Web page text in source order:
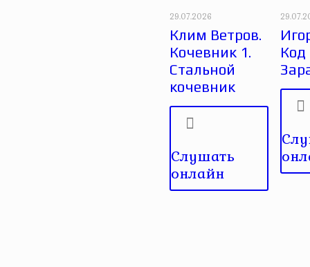
29.07.2026
Клим Ветров.
Кочевник 1.
Стальной
кочевник
Слушать
онлайн
Код